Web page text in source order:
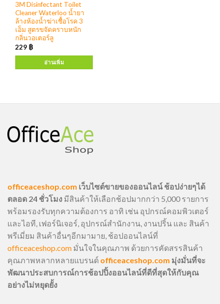
3M Disinfectant Toilet
Cleaner Waterloo น้ำยา
ล้างห้องน้ำฆ่าเชื้อโรค 3
เอ็ม สูตรขจัดคราบหนัก
กลิ่นวอเตอร์ลู
229 ฿
อ่านเพิ่ม
officeaceshop.com เว็บไซต์ขายของออนไลน์ ช้อปง่ายๆได้
ตลอด 24 ชั่วโมง มีสินค้าให้เลือกช้อปมากกว่า 5,000 รายการ
พร้อมรองรับทุกความต้องการ อาทิ เช่น อุปกรณ์คอมพิวเตอร์
และไอที, เฟอร์นิเจอร์, อุปกรณ์สำนักงาน, งานปริ้น และ สินค้า
พรีเมี่ยม สินค้าอื่นๆอีกมามาย, ช้อปออนไลน์ที่
officeaceshop.com มั่นใจในคุณภาพ ด้วยการคัดสรรสินค้า
คุณภาพหลากหลายแบรนด์ officeaceshop.com มุ่งมั่นที่จะ
พัฒนาประสบการณ์การช้อปปิ้งออนไลน์ที่ดีที่สุดให้กับคุณ
อย่างไม่หยุดยั้ง